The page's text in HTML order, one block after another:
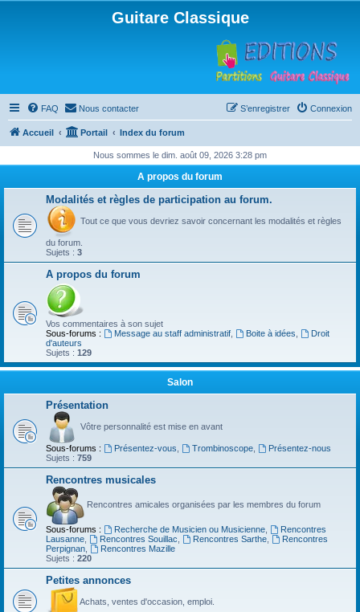
Guitare Classique
FAQ Nous contacter Connexion
S’enregistrer
Accueil Portail Index du forum
Nous sommes le dim. août 09, 2026 3:28 pm
A propos du forum
Modalités et règles de participation au forum.
Tout ce que vous devriez savoir concernant les modalités et règles
du forum.
Sujets : 3
A propos du forum
Vos commentaires à son sujet
Sous-forums :
Message au staff administratif, Boite à idées
Droit
d'auteurs
Sujets : 129
Salon
Présentation
Vôtre personnalité est mise en avant
Sous-forums : Présentez-vous Trombinoscope,
Présentez-nous
Sujets : 759
Rencontres musicales
Rencontres amicales organisées par les membres du forum
Sous-forums : Recherche de Musicien ou Musicienne,
Rencontres
Lausanne
Rencontres Souillac Rencontres Sarthe,
Rencontres
Perpignan
Rencontres Mazille
Sujets : 220
Petites annonces
Achats, ventes d'occasion, emploi.